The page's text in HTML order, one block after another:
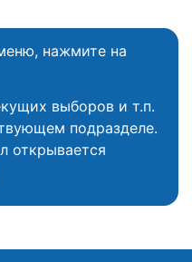
нажмите на
выборов и т.п.
подразделе.
открывается